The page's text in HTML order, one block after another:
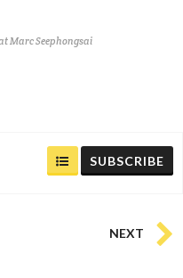
Marc Seephongsai
SUBSCRIBE
NEXT